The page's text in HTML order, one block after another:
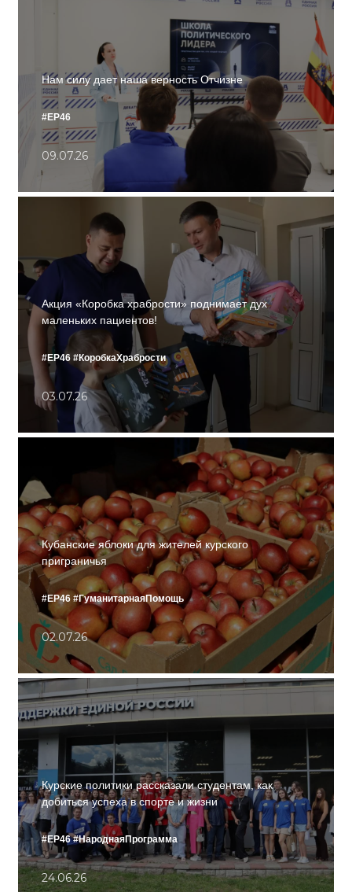
Нам силу дает наша верность Отчизне
#ЕР46
09.07.26
Акция «Коробка храбрости» поднимает дух
маленьких пациентов!
#ЕР46 #КоробкаХрабрости
03.07.26
Кубанские яблоки для жителей курского
приграничья
#ЕР46 #ГуманитарнаяПомощь
02.07.26
Курские политики рассказали студентам, как
добиться успеха в спорте и жизни
#ЕР46 #НароднаяПрограмма
24.06.26